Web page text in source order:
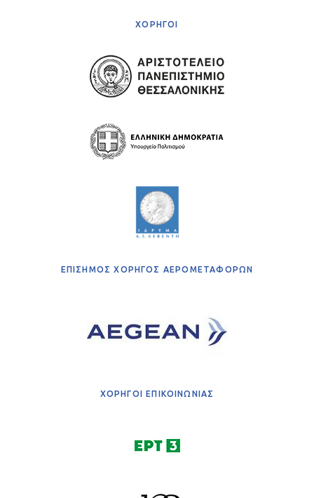
ΧΟΡΗΓΟΙ
ΕΠΙΣΗΜΟΣ ΧΟΡΗΓΟΣ ΑΕΡΟΜΕΤΑΦΟΡΩΝ
ΧΟΡΗΓΟΙ ΕΠΙΚΟΙΝΩΝΙΑΣ